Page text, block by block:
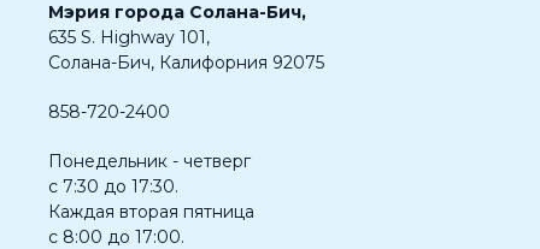
Мэрия города Солана-Бич,
635 S. Highway 101,
Солана-Бич, Калифорния 92075
858-720-2400
Понедельник - четверг
с 7:30 до 17:30.
Каждая вторая пятница
с 8:00 до 17:00.